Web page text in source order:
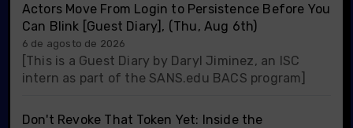
Actors Move From Login to Persistence Before You
Can Blink [Guest Diary], (Thu, Aug 6th)
6 de agosto de 2026
[This is a Guest Diary by Daryl Jiminez, an ISC
intern as part of the SANS.edu BACS program]
Don't Revoke That Token Yet: Inside the